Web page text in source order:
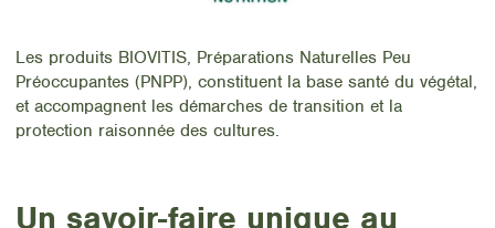
Les produits BIOVITIS, Préparations Naturelles Peu
Préoccupantes (PNPP), constituent la base santé du végétal,
et accompagnent les démarches de transition et la
protection raisonnée des cultures.
Un savoir-faire unique au